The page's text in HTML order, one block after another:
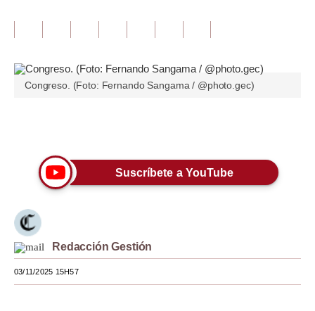
Opinión
Pregunta de hoy
Lujo
Viajes
Moda
Estilos
Mundo
Congreso. (Foto: Fernando Sangama / @photo.gec)
Suscríbete a YouTube
Redacción Gestión
03/11/2025 15H57